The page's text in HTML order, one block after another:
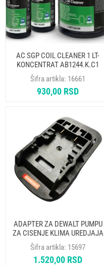
AC SGP COIL CLEANER 1 LT-
KONCENTRAT AB1244.K.C1
ERRECOM
Šifra artikla: 16661
930,00 RSD
ADAPTER ZA DEWALT PUMPU
ZA CISENJE KLIMA UREDJAJA
WIPCOOL BA-5
Šifra artikla: 15697
1.520,00 RSD